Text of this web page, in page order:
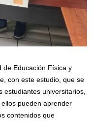
de Educación Física y
con este estudio, que se
estudiantes universitarios,
pueden aprender
contenidos que